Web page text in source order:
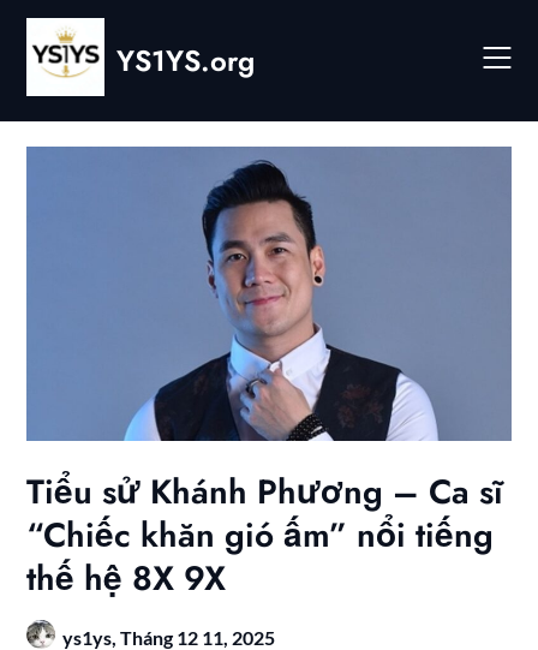
Skip
content
YS1YS.org
Tiểu sử Khánh Phương – Ca sĩ
“Chiếc khăn gió ấm” nổi tiếng
thế hệ 8X 9X
ys1ys,Tháng 12 11, 2025